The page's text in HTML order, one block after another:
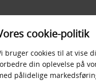
PRODUKTER &
KONTORER
cookie-politik
bruger cookies til at vise
din oplevelse på
pålidelige